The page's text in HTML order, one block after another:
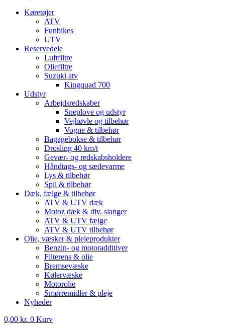
Køretøjer
ATV
Funbikes
UTV
Reservedele
Luftfiltre
Oliefiltre
Suzuki atv
Kingquad 700
Udstyr
Arbejdsredskaber
Sneplove og udstyr
Vejhøvle og tilbehør
Vogne & tilbehør
Bagagebokse & tilbehør
Drosling 40 km/t
Gevær- og redskabsholdere
Håndtags- og sædevarme
Lys & tilbehør
Spil & tilbehør
Dæk, fælge & tilbehør
ATV & UTV dæk
Motoz dæk & div. slanger
ATV & UTV fælge
ATV & UTV tilbehør
Olie, væsker & plejeprodukter
Benzin- og motoradditiver
Filterens & olie
Bremsevæske
Kølervæske
Motorolie
Smørremidler & pleje
Nyheder
0,00 kr. 0 Kurv